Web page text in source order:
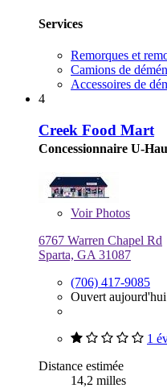
Services
Remorques et
Camions de
Accessoires de
4
Creek Food Mart
Concessionnaire U-
VoirPhotos
6767 Warren Chapel Rd
Sparta, GA 31087
(706) 417-9085
Ouvert
1
Distance estimée
14,2 milles